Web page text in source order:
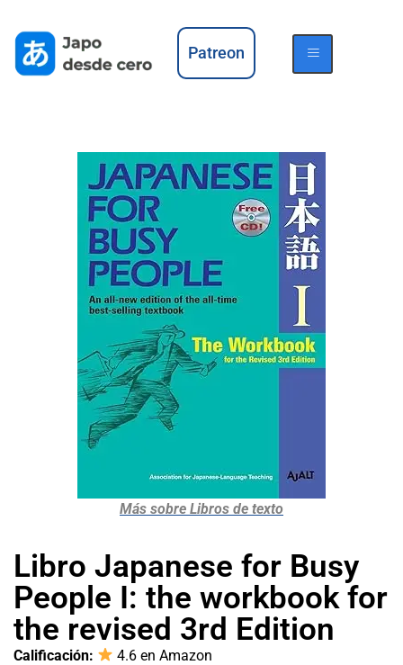
Patreon
Más sobre Libros de texto
Libro Japanese for Busy
People I: the workbook for
the revised 3rd Edition
Calificación:
4.6 en Amazon